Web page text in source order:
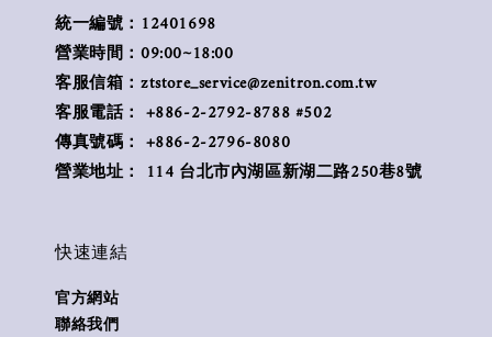
統一編號：12401698
營業時間：09:00~18:00
客服信箱：ztstore_service@zenitron.com.tw
客服電話： +886-2-2792-8788 #502
傳真號碼： +886-2-2796-8080
營業地址： 114 台北市內湖區新湖二路250巷8號
快速連結
官方網站
聯絡我們